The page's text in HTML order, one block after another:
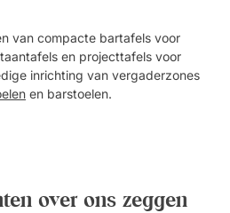
van compacte bartafels voor
en projecttafels voor
inrichting van vergaderzones
en barstoelen.
over ons zeggen